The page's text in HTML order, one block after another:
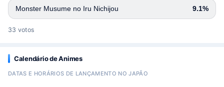
Monster Musume no Iru Nichijou 9.1%
33 votos
Calendário de Animes
DATAS E HORÁRIOS DE LANÇAMENTO NO JAPÃO